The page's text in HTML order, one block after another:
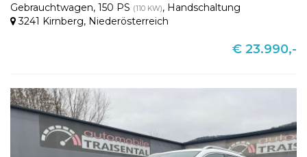
Gebrauchtwagen, 150 PS (110 KW), Handschaltung
3241 Kirnberg, Niederösterreich
€ 23.990,-